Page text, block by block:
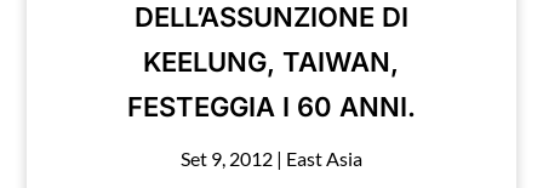
DELL’ASSUNZIONE DI
KEELUNG, TAIWAN,
FESTEGGIA I 60 ANNI.
Set 9, 2012| East Asia